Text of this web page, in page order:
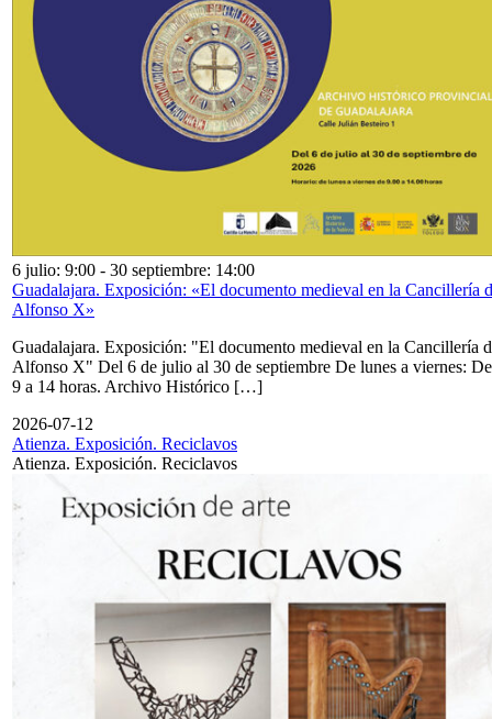
6 julio: 9:00 - 30 septiembre: 14:00
Guadalajara. Exposición: «El documento medieval en la Cancillería
Alfonso X»
Guadalajara. Exposición: "El documento medieval en la Cancillería
Alfonso X" Del 6 de julio al 30 de septiembre De lunes a viernes: De
9 a 14 horas. Archivo Histórico […]
2026-07-12
Atienza. Exposición. Reciclavos
Atienza. Exposición. Reciclavos